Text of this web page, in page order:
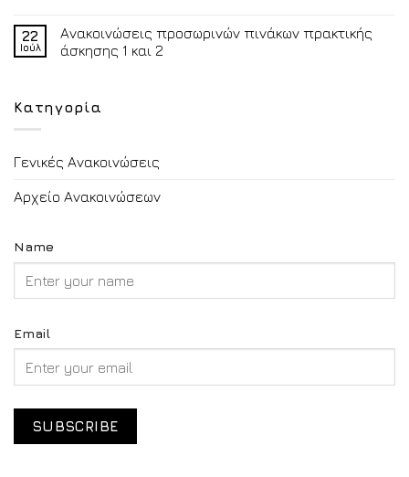
22
Ιούλ
Ανακοινώσεις προσωρινών πινάκων πρακτικής
άσκησης 1 και 2
Κατηγορία
Γενικές Ανακοινώσεις
Αρχείο Ανακοινώσεων
Name
Email